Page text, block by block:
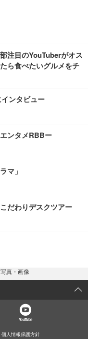
注目のYouTuberがオス
ら食べたいグルメをチ
ンタビュー
ンタメRBBー
マ」
だわりデスクツアー
写真・画像
YouTube
個人情報保護方針